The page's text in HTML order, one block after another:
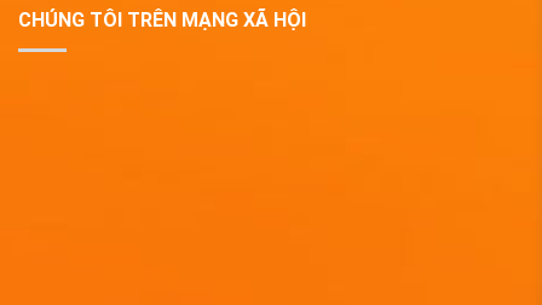
CHÚNG TÔI TRÊN MẠNG XÃ HỘI